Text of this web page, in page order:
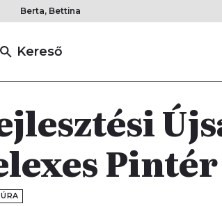
Berta, Bettina
Kereső